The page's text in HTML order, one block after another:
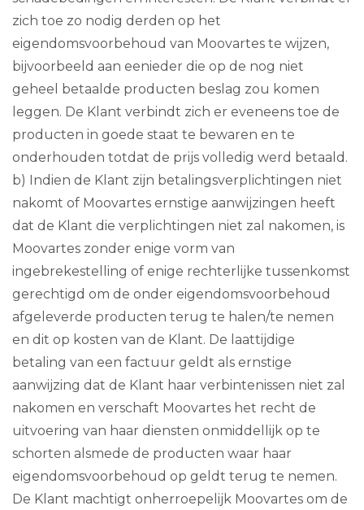
zich toe zo nodig derden op het
eigendomsvoorbehoud van Moovartes te wijzen,
bijvoorbeeld aan eenieder die op de nog niet
geheel betaalde producten beslag zou komen
leggen. De Klant verbindt zich er eveneens toe de
producten in goede staat te bewaren en te
onderhouden totdat de prijs volledig werd betaald.
b) Indien de Klant zijn betalingsverplichtingen niet
nakomt of Moovartes ernstige aanwijzingen heeft
dat de Klant die verplichtingen niet zal nakomen, is
Moovartes zonder enige vorm van
ingebrekestelling of enige rechterlijke tussenkomst
gerechtigd om de onder eigendomsvoorbehoud
afgeleverde producten terug te halen/te nemen
en dit op kosten van de Klant. De laattijdige
betaling van een factuur geldt als ernstige
aanwijzing dat de Klant haar verbintenissen niet zal
nakomen en verschaft Moovartes het recht de
uitvoering van haar diensten onmiddellijk op te
schorten alsmede de producten waar haar
eigendomsvoorbehoud op geldt terug te nemen.
De Klant machtigt onherroepelijk Moovartes om de